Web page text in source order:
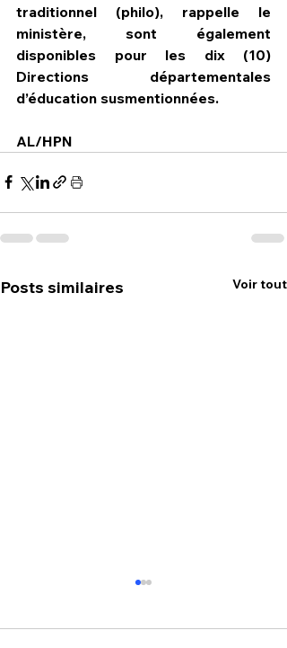
traditionnel (philo), rappelle le
ministère, sont également
disponibles pour les dix (10)
Directions départementales
d’éducation susmentionnées.
AL/HPN
Posts similaires Voir tout